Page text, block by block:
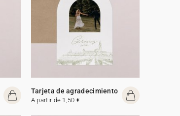
Tarjeta de agradecimiento
A partir de 1,50 €